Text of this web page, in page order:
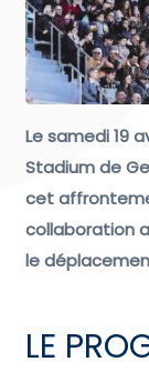
Le samedi 19
Stadium de
cet
collaboration
le
LE